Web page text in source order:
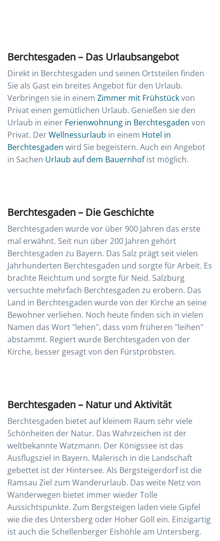
Berchtesgaden – Das Urlaubsangebot
Direkt in Berchtesgaden und seinen Ortsteilen finden
Sie als Gast ein breites Angebot für den Urlaub.
Verbringen sie in einem Zimmer mit Frühstückvon
Privat einen gemütlichen Urlaub. Genießen sie den
Urlaub in einer Ferienwohnung in Berchtesgaden von
Privat. DerWellnessurlaub in einem Hotel in
Berchtesgaden wird Sie begeistern. Auch ein Angebot
in Sachen Urlaub auf dem Bauernhofist möglich.
Berchtesgaden – Die Geschichte
Berchtesgaden wurde vor über 900 Jahren das erste
mal erwähnt. Seit nun über 200 Jahren gehört
Berchtesgaden zu Bayern. Das Salz prägt seit vielen
Jahrhunderten Berchtesgaden und sorgte für Arbeit. Es
brachte Reichtum und sorgte für Neid. Salzburg
versuchte mehrfach Berchtesgaden zu erobern. Das
Land in Berchtesgaden wurde von der Kirche an seine
Bewohner verliehen. Noch heute finden sich in vielen
Namen das Wort "lehen", dass vom früheren "leihen"
abstammt. Regiert wurde Berchtesgaden von der
Kirche, besser gesagt von den Fürstpröbsten.
Berchtesgaden – Natur und Aktivität
Berchtesgaden bietet auf kleinem Raum sehr viele
Schönheiten der Natur. Das Wahrzeichen ist der
weltbekannte Watzmann. Der Königssee ist das
Ausflugsziel in Bayern. Malerisch in die Landschaft
gebettet ist der Hintersee. Als Bergsteigerdorf ist die
Ramsau Ziel zum Wanderurlaub. Das weite Netz von
Wanderwegen bietet immer wieder Tolle
Aussichtspunkte. Zum Bergsteigen laden viele Gipfel
wie die des Untersberg oder Hoher Göll ein. Einzigartig
ist auch die Schellenberger Eishöhle am Untersberg.